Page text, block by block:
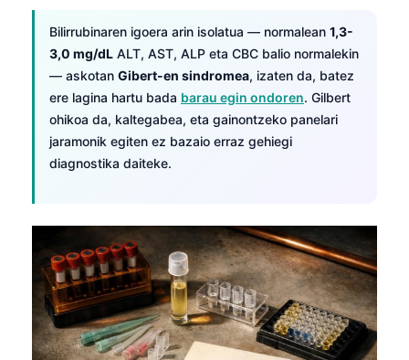
Bilirrubinaren igoera arin isolatua — normalean 1,3-
3,0 mg/dL ALT, AST, ALP eta CBC balio normalekin
— askotan Gibert-en sindromea, izaten da, batez
ere lagina hartu bada barau egin ondoren. Gilbert
ohikoa da, kaltegabea, eta gainontzeko panelari
jaramonik egiten ez bazaio erraz gehiegi
diagnostika daiteke.